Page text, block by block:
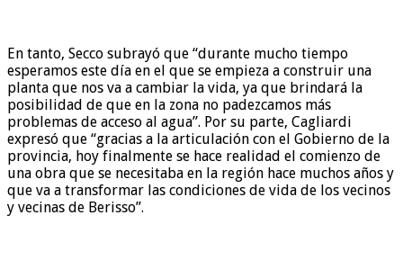
En tanto, Secco subrayó que “durante mucho tiempo
esperamos este día en el que se empieza a construir una
planta que nos va a cambiar la vida, ya que brindará la
posibilidad de que en la zona no padezcamos más
problemas de acceso al agua”. Por su parte, Cagliardi
expresó que “gracias a la articulación con el Gobierno de la
provincia, hoy finalmente se hace realidad el comienzo de
una obra que se necesitaba en la región hace muchos años y
que va a transformar las condiciones de vida de los vecinos
y vecinas de Berisso”.